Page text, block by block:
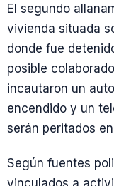
El segundo
vivienda situada
donde fue
posible
incautaron un
encendido y un
serán peritados
Según fuentes
vinculados a